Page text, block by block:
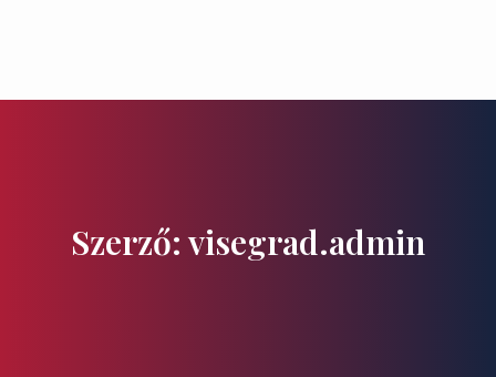
Szerző:visegrad.admin